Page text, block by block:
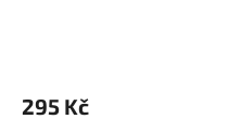
295 Kč